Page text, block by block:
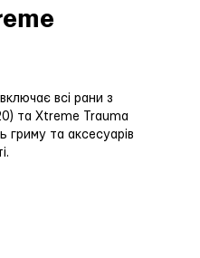
всі рани з
та Xtreme Trauma
гриму та аксесуарів